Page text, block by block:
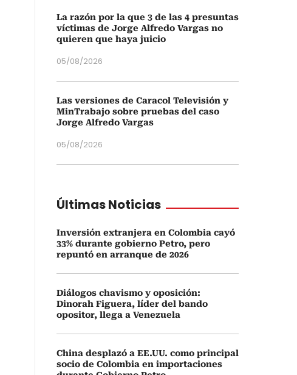
La razón por la que 3 de las 4 presuntas
víctimas de Jorge Alfredo Vargas no
quieren que haya juicio
05/08/2026
Las versiones de Caracol Televisión y
MinTrabajo sobre pruebas del caso
Jorge Alfredo Vargas
05/08/2026
Últimas Noticias
Inversión extranjera en Colombia cayó
33% durante gobierno Petro, pero
repuntó en arranque de 2026
Diálogos chavismo y oposición:
Dinorah Figuera, líder del bando
opositor, llega a Venezuela
China desplazó a EE.UU. como principal
socio de Colombia en importaciones